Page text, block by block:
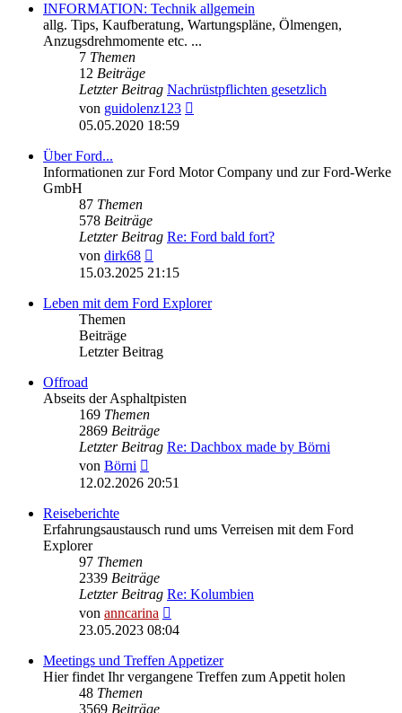
INFORMATION: Technik allgemein
allg. Tips, Kaufberatung, Wartungspläne, Ölmengen,
Anzugsdrehmomente etc. ...
7 Themen
12 Beiträge
Letzter Beitrag Nachrüstpflichten gesetzlich
von guidolenz123
05.05.2020 18:59
Über Ford...
Informationen zur Ford Motor Company und zur Ford-Werke
GmbH
87 Themen
578 Beiträge
Letzter Beitrag Re: Ford bald fort?
von dirk68
Beitrag
15.03.2025 21:15
Leben mit dem Ford Explorer
Themen
Beiträge
Letzter Beitrag
Offroad
Abseits der Asphaltpisten
169 Themen
2869 Beiträge
Letzter Beitrag Re: Dachbox made by Börni
von Börni
Beitrag
12.02.2026 20:51
Reiseberichte
Erfahrungsaustausch rund ums Verreisen mit dem Ford
Explorer
97 Themen
2339 Beiträge
Letzter Beitrag Re: Kolumbien
von anncarina
Beitrag
23.05.2023 08:04
Meetings und Treffen Appetizer
Hier findet Ihr vergangene Treffen zum Appetit holen
48 Themen
3569 Beiträge